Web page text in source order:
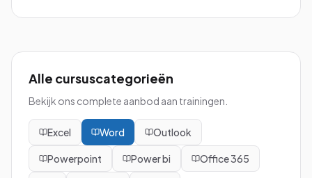
Alle cursuscategorieën
Bekijk ons complete aanbod aan trainingen.
Excel Word Outlook
Powerpoint Power bi Office 365